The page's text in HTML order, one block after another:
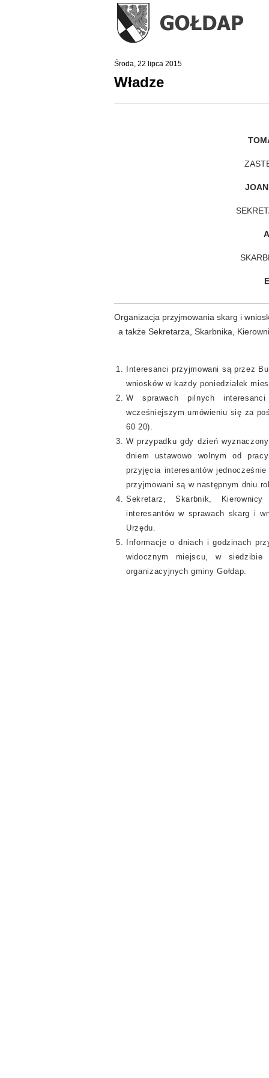
Środa, 22 lipca 2015
Władze
Organizacja przyjmowania skarg i
a także Sekretarza, Skarbnika,
Interesanci przyjmowani są przez
wniosków w każdy poniedziałek
W sprawach pilnych
wcześniejszym umówieniu się za
60 20).
W przypadku gdy dzień
dniem ustawowo wolnym od
przyjęcia interesantów
przyjmowani są w następnym dniu
Sekretarz, Skarbnik,
interesantów w sprawach skarg i
Urzędu.
Informacje o dniach i godzinach
widocznym miejscu, w
organizacyjnych gminy Gołdap.